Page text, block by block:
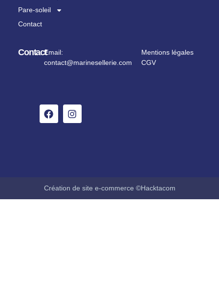
Pare-soleil
Contact
ContactEmail:
contact@marinesellerie.com
Mentions légales
CGV
Création de site e-commerce ©Hacktacom